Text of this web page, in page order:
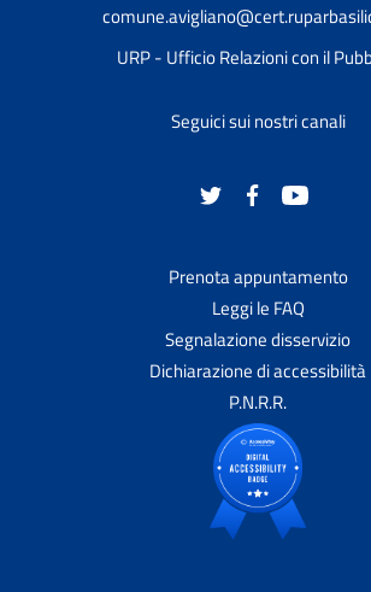
URP - Ufficio Relazioni con il
Seguici sui nostri canali
Prenota appuntamento
Leggi le FAQ
Segnalazione disservizio
Dichiarazione di accessibilità
P.N.R.R.